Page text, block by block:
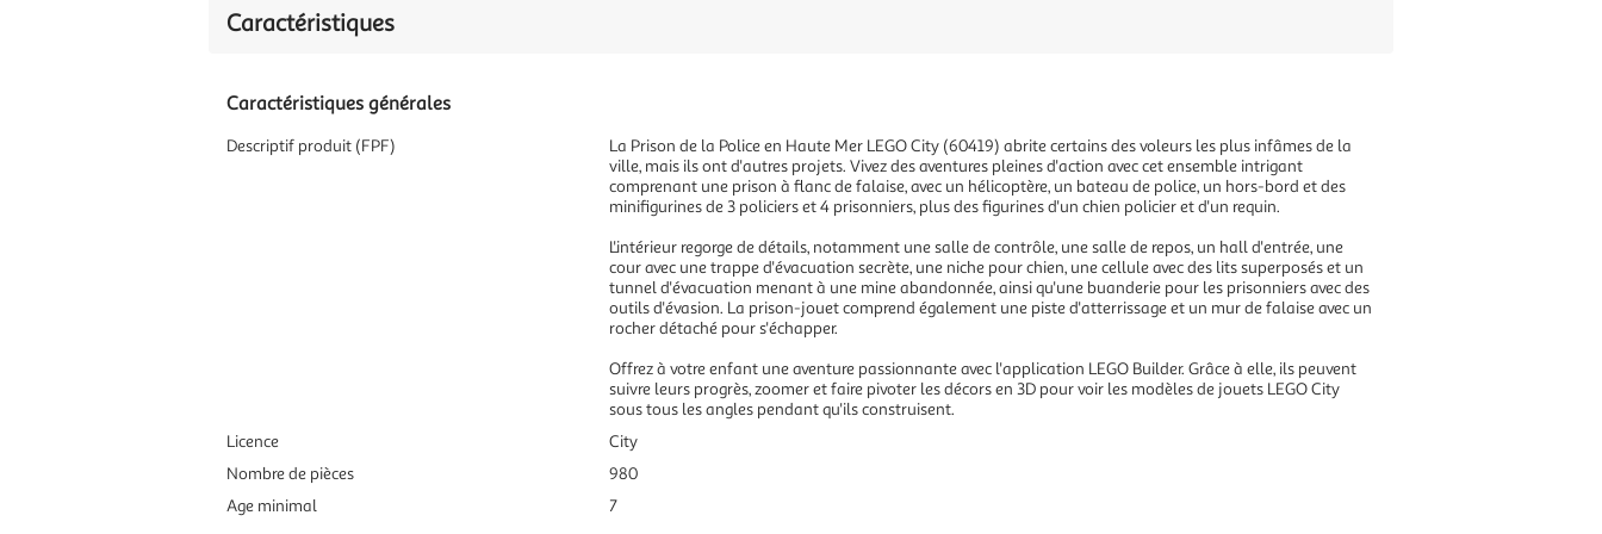
Caractéristiques
Caractéristiques générales
Descriptif produit (FPF)
La Prison de la Police en Haute Mer LEGO City (60419) abrite certains des voleurs les plus infâmes de la
ville, mais ils ont d'autres projets. Vivez des aventures pleines d'action avec cet ensemble intrigant
comprenant une prison à flanc de falaise, avec un hélicoptère, un bateau de police, un hors-bord et des
minifigurines de 3 policiers et 4 prisonniers, plus des figurines d'un chien policier et d'un requin.
L'intérieur regorge de détails, notamment une salle de contrôle, une salle de repos, un hall d'entrée, une
cour avec une trappe d'évacuation secrète, une niche pour chien, une cellule avec des lits superposés et un
tunnel d'évacuation menant à une mine abandonnée, ainsi qu'une buanderie pour les prisonniers avec des
outils d'évasion. La prison-jouet comprend également une piste d'atterrissage et un mur de falaise avec un
rocher détaché pour s'échapper.
Offrez à votre enfant une aventure passionnante avec l'application LEGO Builder. Grâce à elle, ils peuvent
suivre leurs progrès, zoomer et faire pivoter les décors en 3D pour voir les modèles de jouets LEGO City
sous tous les angles pendant qu'ils construisent.
Licence
City
Nombre de pièces
980
Age minimal
7